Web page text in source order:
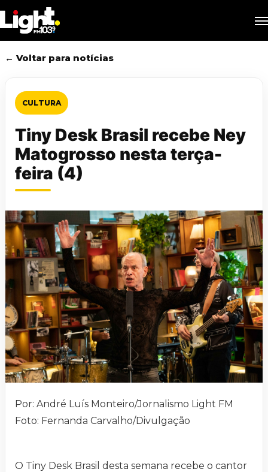
to
main
content
← Voltar para notícias
CULTURA
Tiny Desk Brasil recebe Ney
Matogrosso nesta terça-
feira (4)
Por: André Luís Monteiro/Jornalismo Light FM
Foto: Fernanda Carvalho/Divulgação
O Tiny Desk Brasil desta semana recebe o cantor